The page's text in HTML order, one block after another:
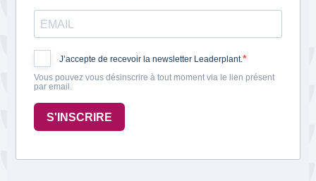
J’accepte de recevoir la newsletter Leaderplant.
Vous pouvez vous désinscrire à tout moment via le lien présent
par email.
S'INSCRIRE